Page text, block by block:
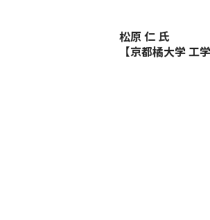
松原 仁 ⽒
【京都橘大学 工